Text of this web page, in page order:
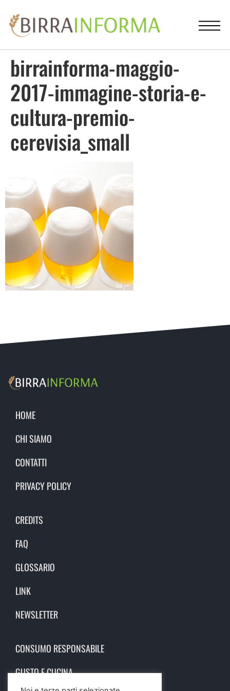
birrainforma-maggio-
2017-immagine-storia-e-
cultura-premio-
cerevisia_small
HOME
CHI SIAMO
CONTATTI
PRIVACY POLICY
CREDITS
FAQ
GLOSSARIO
LINK
NEWSLETTER
CONSUMO RESPONSABILE
GUSTO E CUCINA